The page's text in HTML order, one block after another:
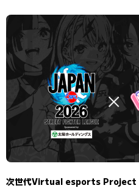
次世代Virtual esports Project